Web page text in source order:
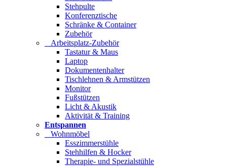
Stehpulte
Konferenztische
Schränke & Container
Zubehör
Arbeitsplatz-Zubehör
Tastatur & Maus
Laptop
Dokumentenhalter
Tischlehnen & Armstützen
Monitor
Fußstützen
Licht & Akustik
Aktivität & Training
Entspannen
Wohnmöbel
Esszimmerstühle
Stehhilfen & Hocker
Therapie- und Spezialstühle